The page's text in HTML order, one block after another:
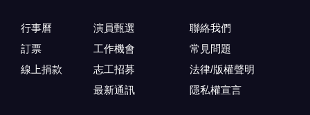
行事曆
訂票
線上捐款
演員甄選
工作機會
志工招募
最新通訊
聯絡我們
常見問題
法律/版權聲明
隱私權宣言